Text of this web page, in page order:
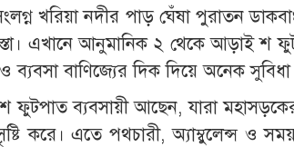
খরিয়া নদীর পাড় ঘেঁষা পুরাতন
এখানে আনুমানিক ২ থেকে আড়াই শ
ব্যবসা বাণিজ্যের দিক দিয়ে অনেক সুবিধা
ফুটপাত ব্যবসায়ী আছেন, যারা
করে। এতে পথচারী, অ্যাম্বুলেন্স ও